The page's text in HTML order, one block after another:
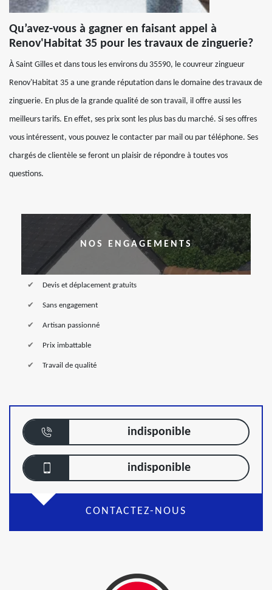
Qu’avez-vous à gagner en faisant appel à
Renov'Habitat 35 pour les travaux de zinguerie?
À Saint Gilles et dans tous les environs du 35590, le couvreur zingueur
Renov'Habitat 35 a une grande réputation dans le domaine des travaux de
zinguerie. En plus de la grande qualité de son travail, il offre aussi les
meilleurs tarifs. En effet, ses prix sont les plus bas du marché. Si ses offres
vous intéressent, vous pouvez le contacter par mail ou par téléphone. Ses
chargés de clientèle se feront un plaisir de répondre à toutes vos
questions.
NOS ENGAGEMENTS
Devis et déplacement gratuits
Sans engagement
Artisan passionné
Prix imbattable
Travail de qualité
indisponible
indisponible
CONTACTEZ-NOUS